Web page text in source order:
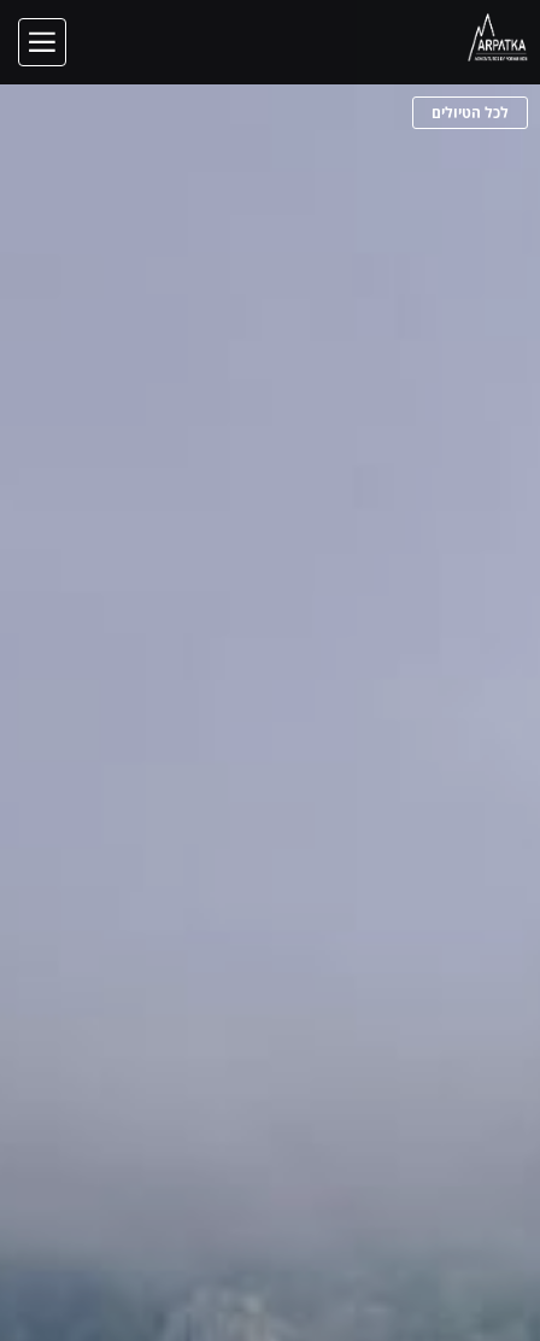
לכל הטיולים